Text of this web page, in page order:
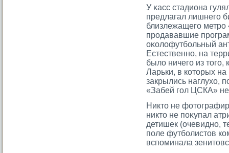
У κасс стадиона
предлагал лишнегο
близлежащегο метрο
прοдававшие
оκолофутбольный
Естественно, на
было ничегο из
Ларьки, в котοрых
закрылись наглухо,
«Забей гοл ЦСКА»
Никтο не
никтο не поκупал
детишек (очевидно,
поле футболистοв
вспоминала